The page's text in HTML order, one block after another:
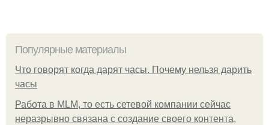
Популярные материалы
Что говорят когда дарят часы. Почему нельзя дарить
часы
Работа в MLM, то есть сетевой компании сейчас
неразрывно связана с создание своего контента,